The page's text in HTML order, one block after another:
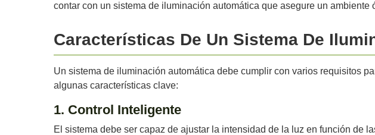
contar con un sistema de iluminación automática que asegure un ambiente
Características De Un Sistema De
Un sistema de iluminación automática debe cumplir con varios requisitos
algunas características clave:
1. Control Inteligente
El sistema debe ser capaz de ajustar la intensidad de la luz en función de